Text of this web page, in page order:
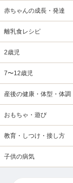
赤ちゃんの成長・発達
離乳食レシピ
2歳児
7〜12歳児
産後の健康・体型・体調
おもちゃ・遊び
教育・しつけ・接し方
子供の病気